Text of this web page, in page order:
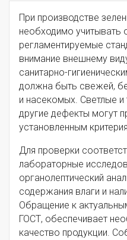
При производстве
необходимо учитывать
регламентируемые
внимание внешнему
санитарно-
должна быть свежей,
и насекомых. Светлые и
другие дефекты могут
установленным
Для проверки
лабораторные
органолептический
содержания влаги и
Обращение к
ГОСТ, обеспечивает
качество продукции.